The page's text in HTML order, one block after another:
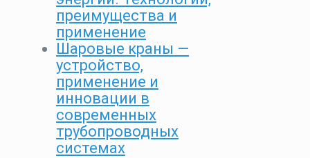
преимущества и
применение
Шаровые краны —
устройство,
применение и
инновации в
современных
трубопроводных
системах